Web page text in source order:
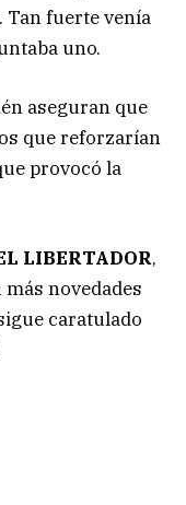
Tan fuerte venía
uno.
aseguran que
que reforzarían
provocó la
LIBERTADOR,
novedades
caratulado